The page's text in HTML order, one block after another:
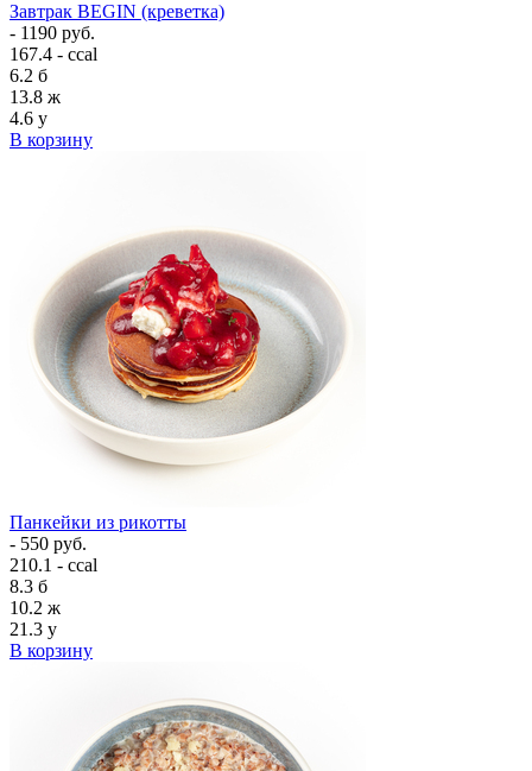
Завтрак BEGIN (креветка)
- 1190 руб.
167.4 - ccal
6.2 б
13.8 ж
4.6 у
В корзину
Панкейки из рикотты
- 550 руб.
210.1 - ccal
8.3 б
10.2 ж
21.3 у
В корзину